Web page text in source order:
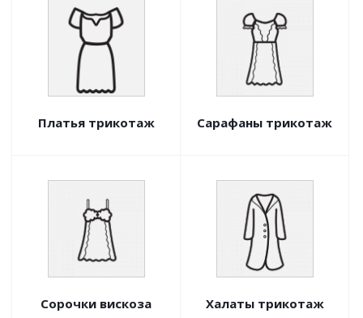
Платья трикотаж Сарафаны трикотаж
Сорочки вискоза Халаты трикотаж